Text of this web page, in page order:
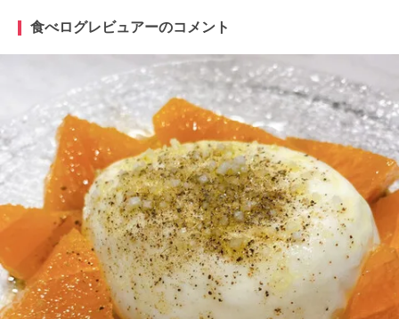
食べログレビュアーのコメント